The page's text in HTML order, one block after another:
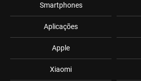
Smartphones
Aplicações
Apple
Xiaomi